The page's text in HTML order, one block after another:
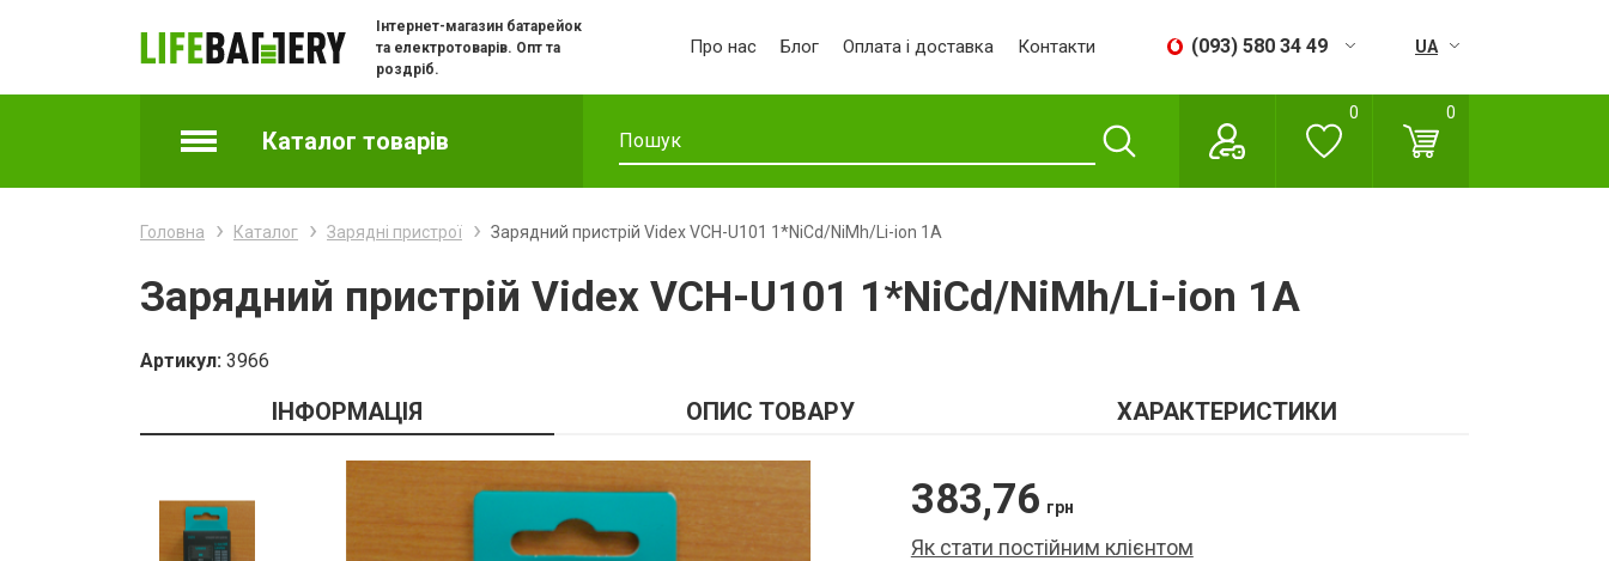
Інтернет-магазин батарейок
та електротоварів. Опт та
роздріб.
Про нас Блог Оплата і доставка Контакти (093) 580 34 49
Пн - Сб:
09:00 - 18:00
Нд: Вихідний
UA
Каталог товарів
Зарядні пристрої
Зарядки та адаптери для телефонів
Кабелі
0 0
Головна Каталог Зарядні пристрої Зарядний пристрій Videx VCH-U101 1*NiCd/NiMh/Li-ion 1A
Зарядний пристрій Videx VCH-U101 1*NiCd/NiMh/Li-ion 1A
Артикул: 3966
ІНФОРМАЦІЯ ОПИС ТОВАРУ ХАРАКТЕРИСТИКИ
383,76 грн
Як стати постійним клієнтом